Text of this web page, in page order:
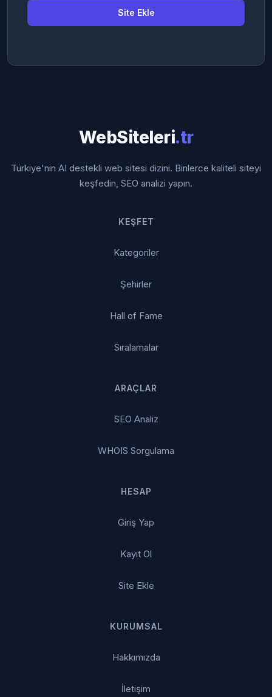
Site Ekle
WebSiteleri.tr
Türkiye'nin AI destekli web sitesi dizini. Binlerce kaliteli siteyi
keşfedin, SEO analizi yapın.
KEŞFET
Kategoriler
Şehirler
Hall of Fame
Sıralamalar
ARAÇLAR
SEO Analiz
WHOIS Sorgulama
HESAP
Giriş Yap
Kayıt Ol
Site Ekle
KURUMSAL
Hakkımızda
İletişim